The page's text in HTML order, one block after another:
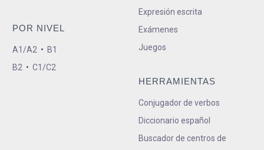
POR NIVEL
A1/A2 • B1
B2 • C1/C2
Expresión escrita
Exámenes
Juegos
HERRAMIENTAS
Conjugador de verbos
Diccionario español
Buscador de centros de